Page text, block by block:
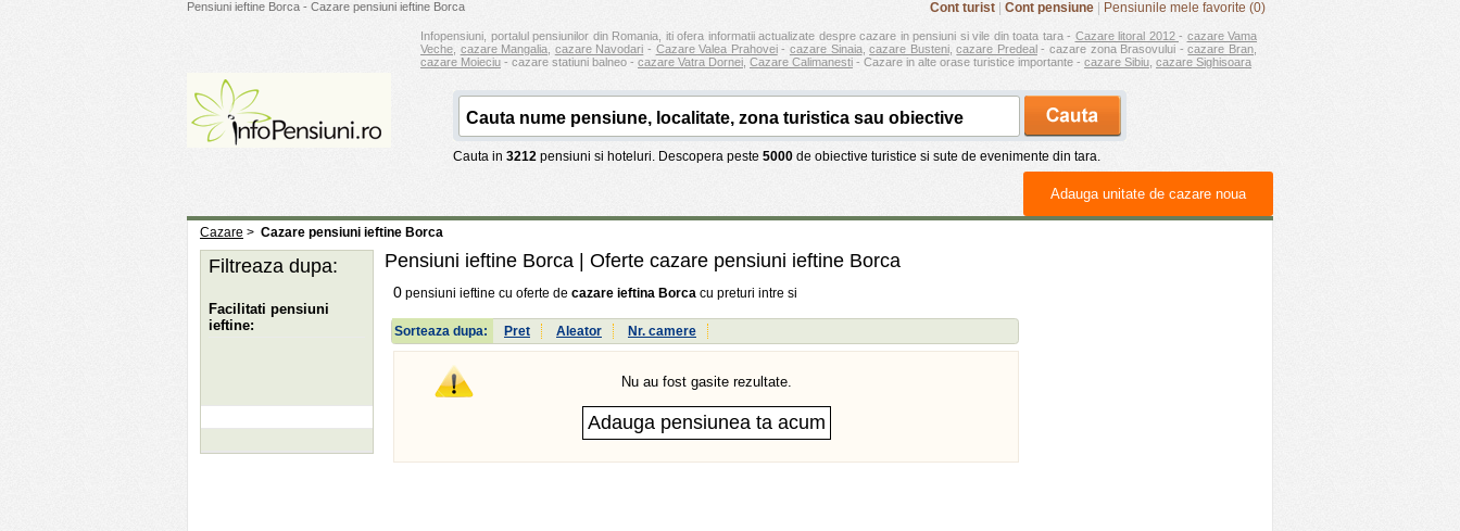
Pensiuni ieftine Borca - Cazare pensiuni ieftine Borca Cont turist Cont pensiune Pensiunile mele favorite (0)
Infopensiuni, portalul pensiunilor din Romania, iti ofera informatii actualizate despre cazare in pensiuni si vile din toata tara - Cazare litoral 2012 - cazare Vama
Veche cazare Mangalia cazare Navodari - Cazare Valea Prahovei- cazare Sinaia,cazare Busteni,cazare Predeal- cazare zona Brasovului -cazare Bran
cazare Moieciu - cazare statiuni balneo - cazare Vatra Dornei Cazare Calimanesti - Cazare in alte orase turistice importante - cazare Sibiu cazare Sighisoara
Cauta in 3212 pensiuni si hoteluri. Descopera peste 5000 de obiective turistice si sute de evenimente din tara.
Adauga unitate de cazare noua
Cazare > Cazare pensiuni ieftine Borca
Pensiuni ieftine Borca | Oferte cazare pensiuni ieftine Borca
0 pensiuni ieftine cu oferte de cazare ieftina Borca cu preturi intre si
Sorteaza dupa: Pret Aleator Nr. camere
Nu au fost gasite rezultate.
Filtreaza dupa:
Facilitati pensiuni
ieftine: